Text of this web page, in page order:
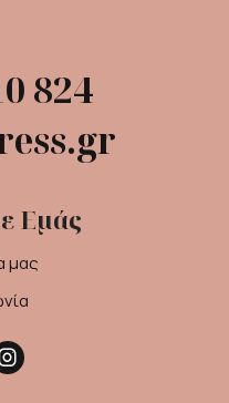
824
Εμάς
μας
Instagram